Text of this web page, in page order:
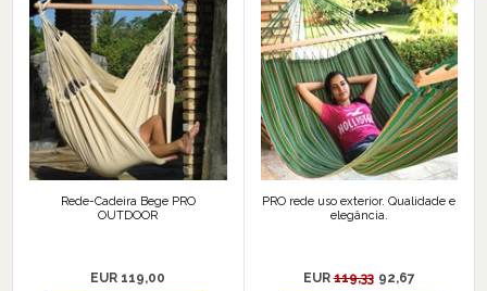
Rede-Cadeira Bege PRO
OUTDOOR
EUR 119,00
PRO rede uso exterior. Qualidade e
elegância.
EUR119,33 92,67